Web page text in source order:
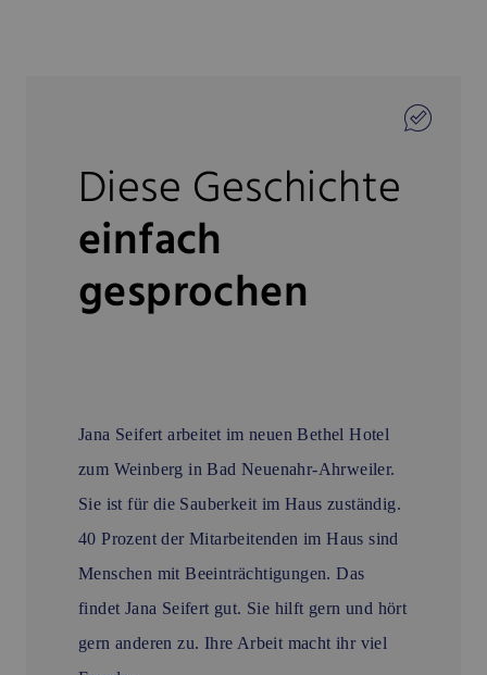
Diese Geschichte
einfach
gesprochen
Jana Seifert arbeitet im neuen Bethel Hotel
zum Weinberg in Bad Neuenahr-Ahrweiler.
Sie ist für die Sauberkeit im Haus zuständig.
40 Prozent der Mitarbeitenden im Haus sind
Menschen mit Beeinträchtigungen. Das
findet Jana Seifert gut. Sie hilft gern und hört
gern anderen zu. Ihre Arbeit macht ihr viel